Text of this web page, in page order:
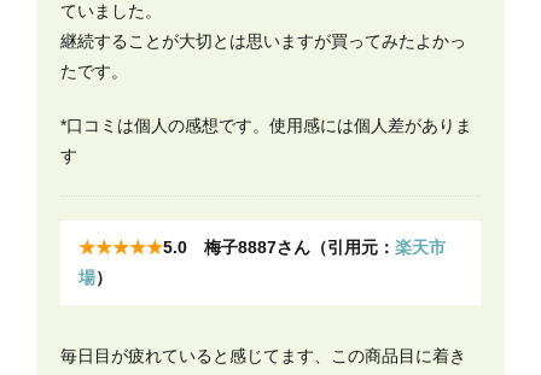
ていました。
継続することが大切とは思いますが買ってみたよかっ
たです。
*口コミは個人の感想です。使用感には個人差がありま
す
★★★★★5.0 梅子8887さん（引用元： 楽天市
場）
毎日目が疲れていると感じてます、この商品目に着き